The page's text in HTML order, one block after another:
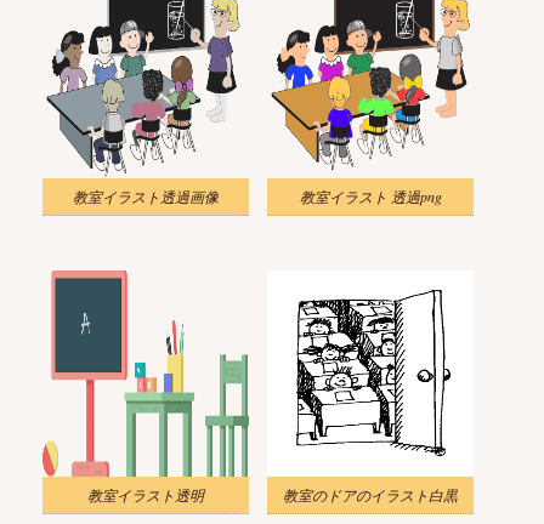
教室イラスト透過画像 教室イラスト 透過png
教室イラスト透明 教室のドアのイラスト白黒